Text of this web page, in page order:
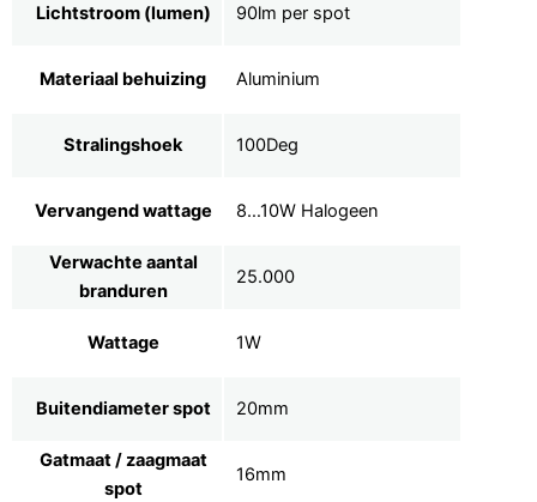
Lichtstroom (lumen) 90lm per spot
Materiaal behuizing Aluminium
Stralingshoek 100Deg
Vervangend wattage 8…10W Halogeen
Verwachte aantal
branduren
25.000
Wattage 1W
Buitendiameter spot 20mm
Gatmaat / zaagmaat
spot
16mm